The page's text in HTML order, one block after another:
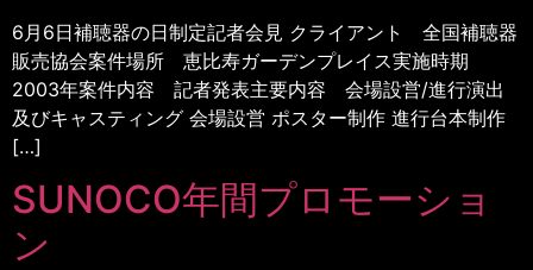
6月6日補聴器の日制定記者会見 クライアント 全国補聴器
販売協会案件場所 恵比寿ガーデンプレイス実施時期
2003年案件内容 記者発表主要内容 会場設営/進行演出
及びキャスティング 会場設営 ポスター制作 進行台本制作
[…]
SUNOCO年間プロモーショ
ン